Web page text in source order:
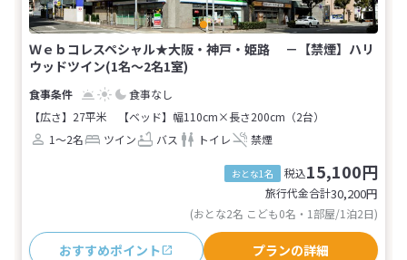
Ｗｅｂコレスペシャル★大阪・神戸・姫路 －【禁煙】ハリ
ウッドツイン(1名～2名1室)
食事なし
【広さ】27平米
【ベッド】幅110cm×長さ200cm（2台）
1～2名
ツイン バス トイレ 禁煙
おとな1名 税込15,100円
旅行代金合計30,200円
(おとな2名 こども0名・1部屋/1泊2日)
おすすめポイント プランの詳細